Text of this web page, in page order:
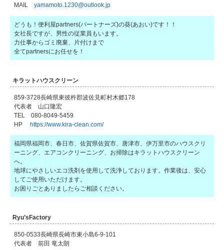
MAILyamamoto.1230@outlook.jp
どうも！便利屋partners(パートナーズ)の葵(あおい)です！！
女社長ですが、男性の従業員もいます。
力仕事からゴミ廃棄、片付けまで
全てpartnersにお任せを！
キラットハウスクリーン
859-3728長崎県東彼杵郡波佐見町村木郷178
代表者 山口隆宏
TEL 080-8049-5459
HPhttps://www.kira-clean.com/
福岡県福岡市、春日市、佐賀県佐賀市、唐津市、伊万里市のハウスクリ
ーニング、エアコンクリーニング、お掃除はキラットハウスクリーン
へ。
地球にやさしいエコ洗剤を使用して洗浄しております。作業後は、安心
してご使用いただけます。
お困りごとありましたらご相談ください。
Ryu’sFactory
850-0533長崎県長崎市東小島6-9-101
代表者 前田 竜太朗